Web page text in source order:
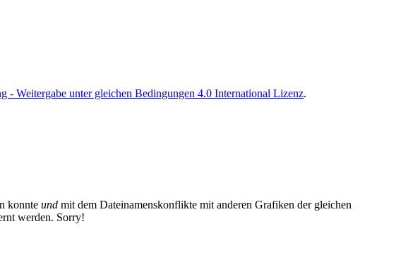
- Weitergabe unter gleichen Bedingungen 4.0 International Lizenz.
konnte und mit dem Dateinamenskonflikte mit anderen Grafiken der gleichen
werden. Sorry!